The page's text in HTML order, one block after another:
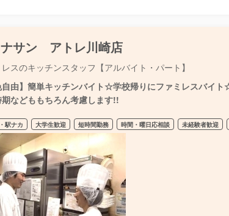
サン アトレ川崎店
スのキッチンスタッフ【アルバイト・パート】
自由】簡単キッチンバイト☆学校帰りにファミレスバイ
などももちろん考慮します!!
駅ナカ 大学生歓迎 短時間勤務 時間・曜日応相談 未経験者歓迎